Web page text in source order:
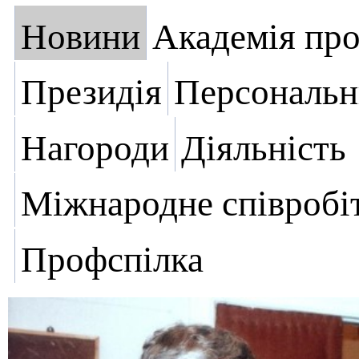
Новини Академія
Президія
Нагороди Діяльність
Міжнародне
Профспілка